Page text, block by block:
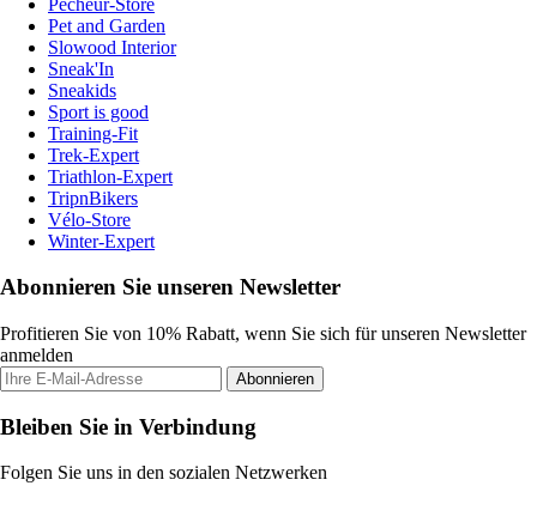
Pet and Garden
Slowood Interior
Sneak'In
Sneakids
Sport is good
Training-Fit
Trek-Expert
Triathlon-Expert
TripnBikers
Vélo-Store
Winter-Expert
Abonnieren Sie unseren Newsletter
Profitieren Sie von 10% Rabatt, wenn Sie sich für unseren Newsletter
anmelden
Abonnieren
Bleiben Sie in Verbindung
Folgen Sie uns in den sozialen Netzwerken